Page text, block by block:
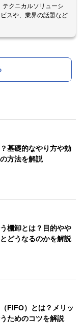
クニカルソリューシ
スや、業界の話題など
基礎的なやり方や効
方法を解説
棚卸とは？目的やや
どうなるのかを解説
FIFO）とは？メリッ
ためのコツを解説